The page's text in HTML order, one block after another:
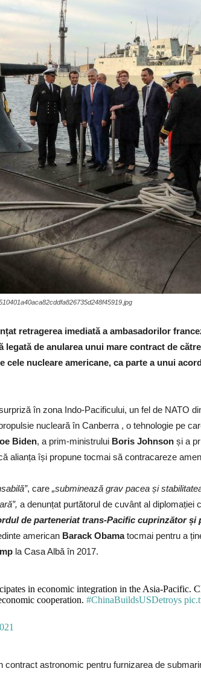
retragerea imediată a ambasadorilor
de anularea unui mare contract de
cele nucleare americane, ca parte a unui
în zona Indo-Pacificului, un fel de NATO
nucleară în Canberra , o tehnologie pe
Biden, a prim-ministrului Boris Johnson și a
alianța își propune tocmai să contracareze
, care „subminează grav pacea și
a denunțat purtătorul de cuvânt al diplomației
de parteneriat trans-Pacific cuprinzător și
american Barack Obamatocmai pentru a
la Casa Albă în 2017.
in economic integration in the Asia-Pacific.
cooperation.#ChinaBuildsUSDetroys
astronomic pentru furnizarea de